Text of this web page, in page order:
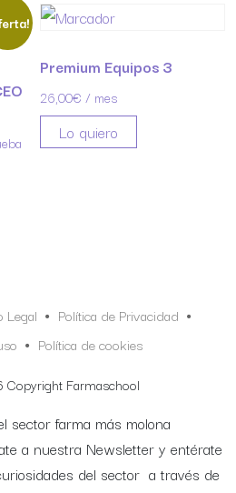
199,00€.es: 120,00€.
Premium Equipos 3
26,00€ / mes
Lo quiero
Legal
Política de Privacidad
Política de cookies
Copyright Farmaschool
sector farma más molona
a nuestra Newsletter y entérate
del sector a través de